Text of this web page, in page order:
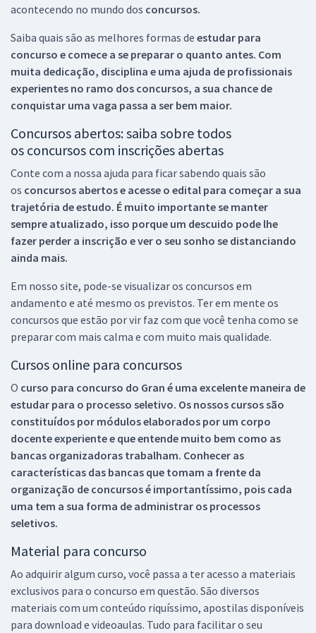
acontecendo no mundo dos concursos.
Saiba quais são as melhores formas de estudar para
concurso e comece a se preparar o quanto antes. Com
muita dedicação, disciplina e uma ajuda de profissionais
experientes no ramo dos concursos, a sua chance de
conquistar uma vaga passa a ser bem maior.
Concursos abertos: saiba sobre todos
os concursos com inscrições abertas
Conte com a nossa ajuda para ficar sabendo quais são
os concursos abertos e acesse o edital para começar a sua
trajetória de estudo. É muito importante se manter
sempre atualizado, isso porque um descuido pode lhe
fazer perder a inscrição e ver o seu sonho se distanciando
ainda mais.
Em nosso site, pode-se visualizar os concursos em
andamento e até mesmo os previstos. Ter em mente os
concursos que estão por vir faz com que você tenha como se
preparar com mais calma e com muito mais qualidade.
Cursos online para concursos
O curso para concurso do Gran é uma excelente maneira de
estudar para o processo seletivo. Os nossos cursos são
constituídos por módulos elaborados por um corpo
docente experiente e que entende muito bem como as
bancas organizadoras trabalham. Conhecer as
características das bancas que tomam a frente da
organização de concursos é importantíssimo, pois cada
uma tem a sua forma de administrar os processos
seletivos.
Material para concurso
Ao adquirir algum curso, você passa a ter acesso a materiais
exclusivos para o concurso em questão. São diversos
materiais com um conteúdo riquíssimo, apostilas disponíveis
para download e videoaulas. Tudo para facilitar o seu